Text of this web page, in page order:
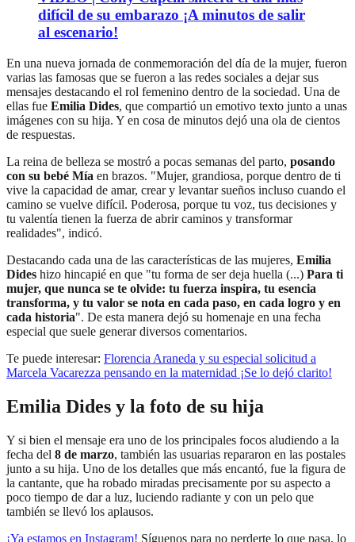
difícil de su embarazo ¡A minutos de salir
al escenario!
En una nueva jornada de conmemoración del día de la mujer, fueron
varias las famosas que se fueron a las redes sociales a dejar sus
mensajes destacando el rol femenino dentro de la sociedad. Una de
ellas fue Emilia Dides, que compartió un emotivo texto junto a unas
imágenes con su hija. Y en cosa de minutos dejó una ola de cientos
de respuestas.
La reina de belleza se mostró a pocas semanas del parto, posando
con su bebé Mía en brazos. "Mujer, grandiosa, porque dentro de ti
vive la capacidad de amar, crear y levantar sueños incluso cuando el
camino se vuelve difícil. Poderosa, porque tu voz, tus decisiones y
tu valentía tienen la fuerza de abrir caminos y transformar
realidades", indicó.
Destacando cada una de las características de las mujeres, Emilia
Dides hizo hincapié en que "tu forma de ser deja huella (...) Para ti
mujer, que nunca se te olvide: tu fuerza inspira, tu esencia
transforma, y tu valor se nota en cada paso, en cada logro y en
cada historia". De esta manera dejó su homenaje en una fecha
especial que suele generar diversos comentarios.
Te puede interesar: Florencia Araneda y su especial solicitud a
Marcela Vacarezza pensando en la maternidad ¡Se lo dejó clarito!
Emilia Dides y la foto de su hija
Y si bien el mensaje era uno de los principales focos aludiendo a la
fecha del 8 de marzo, también las usuarias repararon en las postales
junto a su hija. Uno de los detalles que más encantó, fue la figura de
la cantante, que ha robado miradas precisamente por su aspecto a
poco tiempo de dar a luz, luciendo radiante y con un pelo que
también se llevó los aplausos.
¡Ya estamos en Instagram! Síguenos para no perderte lo que pasa, lo